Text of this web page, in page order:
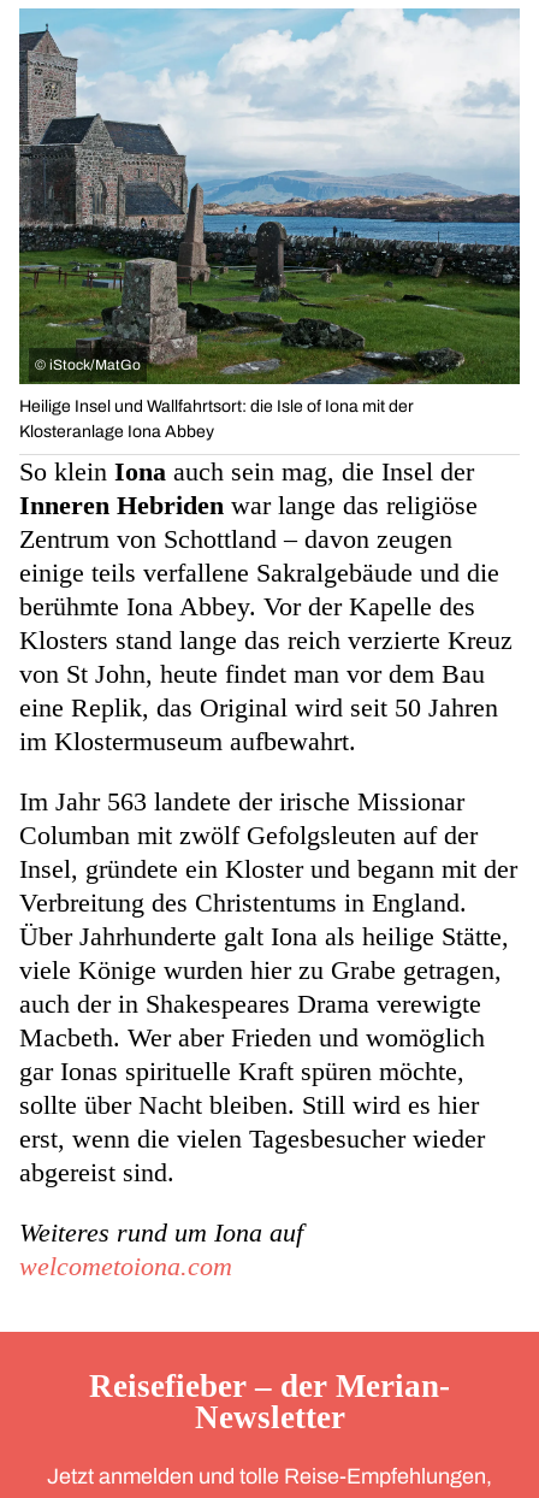
© iStock/MatGo
Heilige Insel und Wallfahrtsort: die Isle of Iona mit der
Klosteranlage Iona Abbey
So klein Iona auch sein mag, die Insel der
Inneren Hebriden war lange das religiöse
Zentrum von Schottland – davon zeugen
einige teils verfallene Sakralgebäude und die
berühmte Iona Abbey. Vor der Kapelle des
Klosters stand lange das reich verzierte Kreuz
von St John, heute findet man vor dem Bau
eine Replik, das Original wird seit 50 Jahren
im Klostermuseum aufbewahrt.
Im Jahr 563 landete der irische Missionar
Columban mit zwölf Gefolgsleuten auf der
Insel, gründete ein Kloster und begann mit der
Verbreitung des Christentums in England.
Über Jahrhunderte galt Iona als heilige Stätte,
viele Könige wurden hier zu Grabe getragen,
auch der in Shakespeares Drama verewigte
Macbeth. Wer aber Frieden und womöglich
gar Ionas spirituelle Kraft spüren möchte,
sollte über Nacht bleiben. Still wird es hier
erst, wenn die vielen Tagesbesucher wieder
abgereist sind.
Weiteres rund um Iona auf
welcometoiona.com
Reisefieber – der Merian-
Newsletter
Jetzt anmelden und tolle Reise-Empfehlungen,